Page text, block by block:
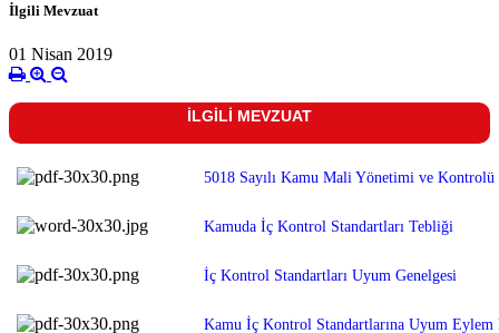
İlgili Mevzuat
01 Nisan 2019
İLGİLİ MEVZUAT
5018 Sayılı Kamu Mali Yönetimi ve Kontrolü
Kamuda İç Kontrol Standartları Tebliği
İç Kontrol Standartları Uyum Genelgesi
Kamu İç Kontrol Standartlarına Uyum Eylem